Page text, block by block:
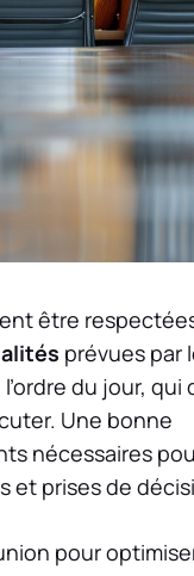
être
prévues par
du jour, qui
Une bonne
nécessaires
et prises de
pour